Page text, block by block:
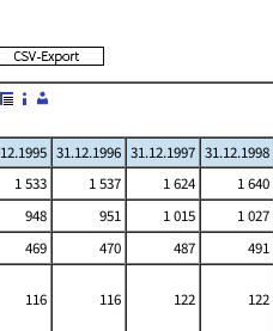
31.12.1996 31.12.1997 31.12.1998
1 533 1 537 1 624 1 640
948 951 1 015 1 027
469 470 487 491
116 116 122 122